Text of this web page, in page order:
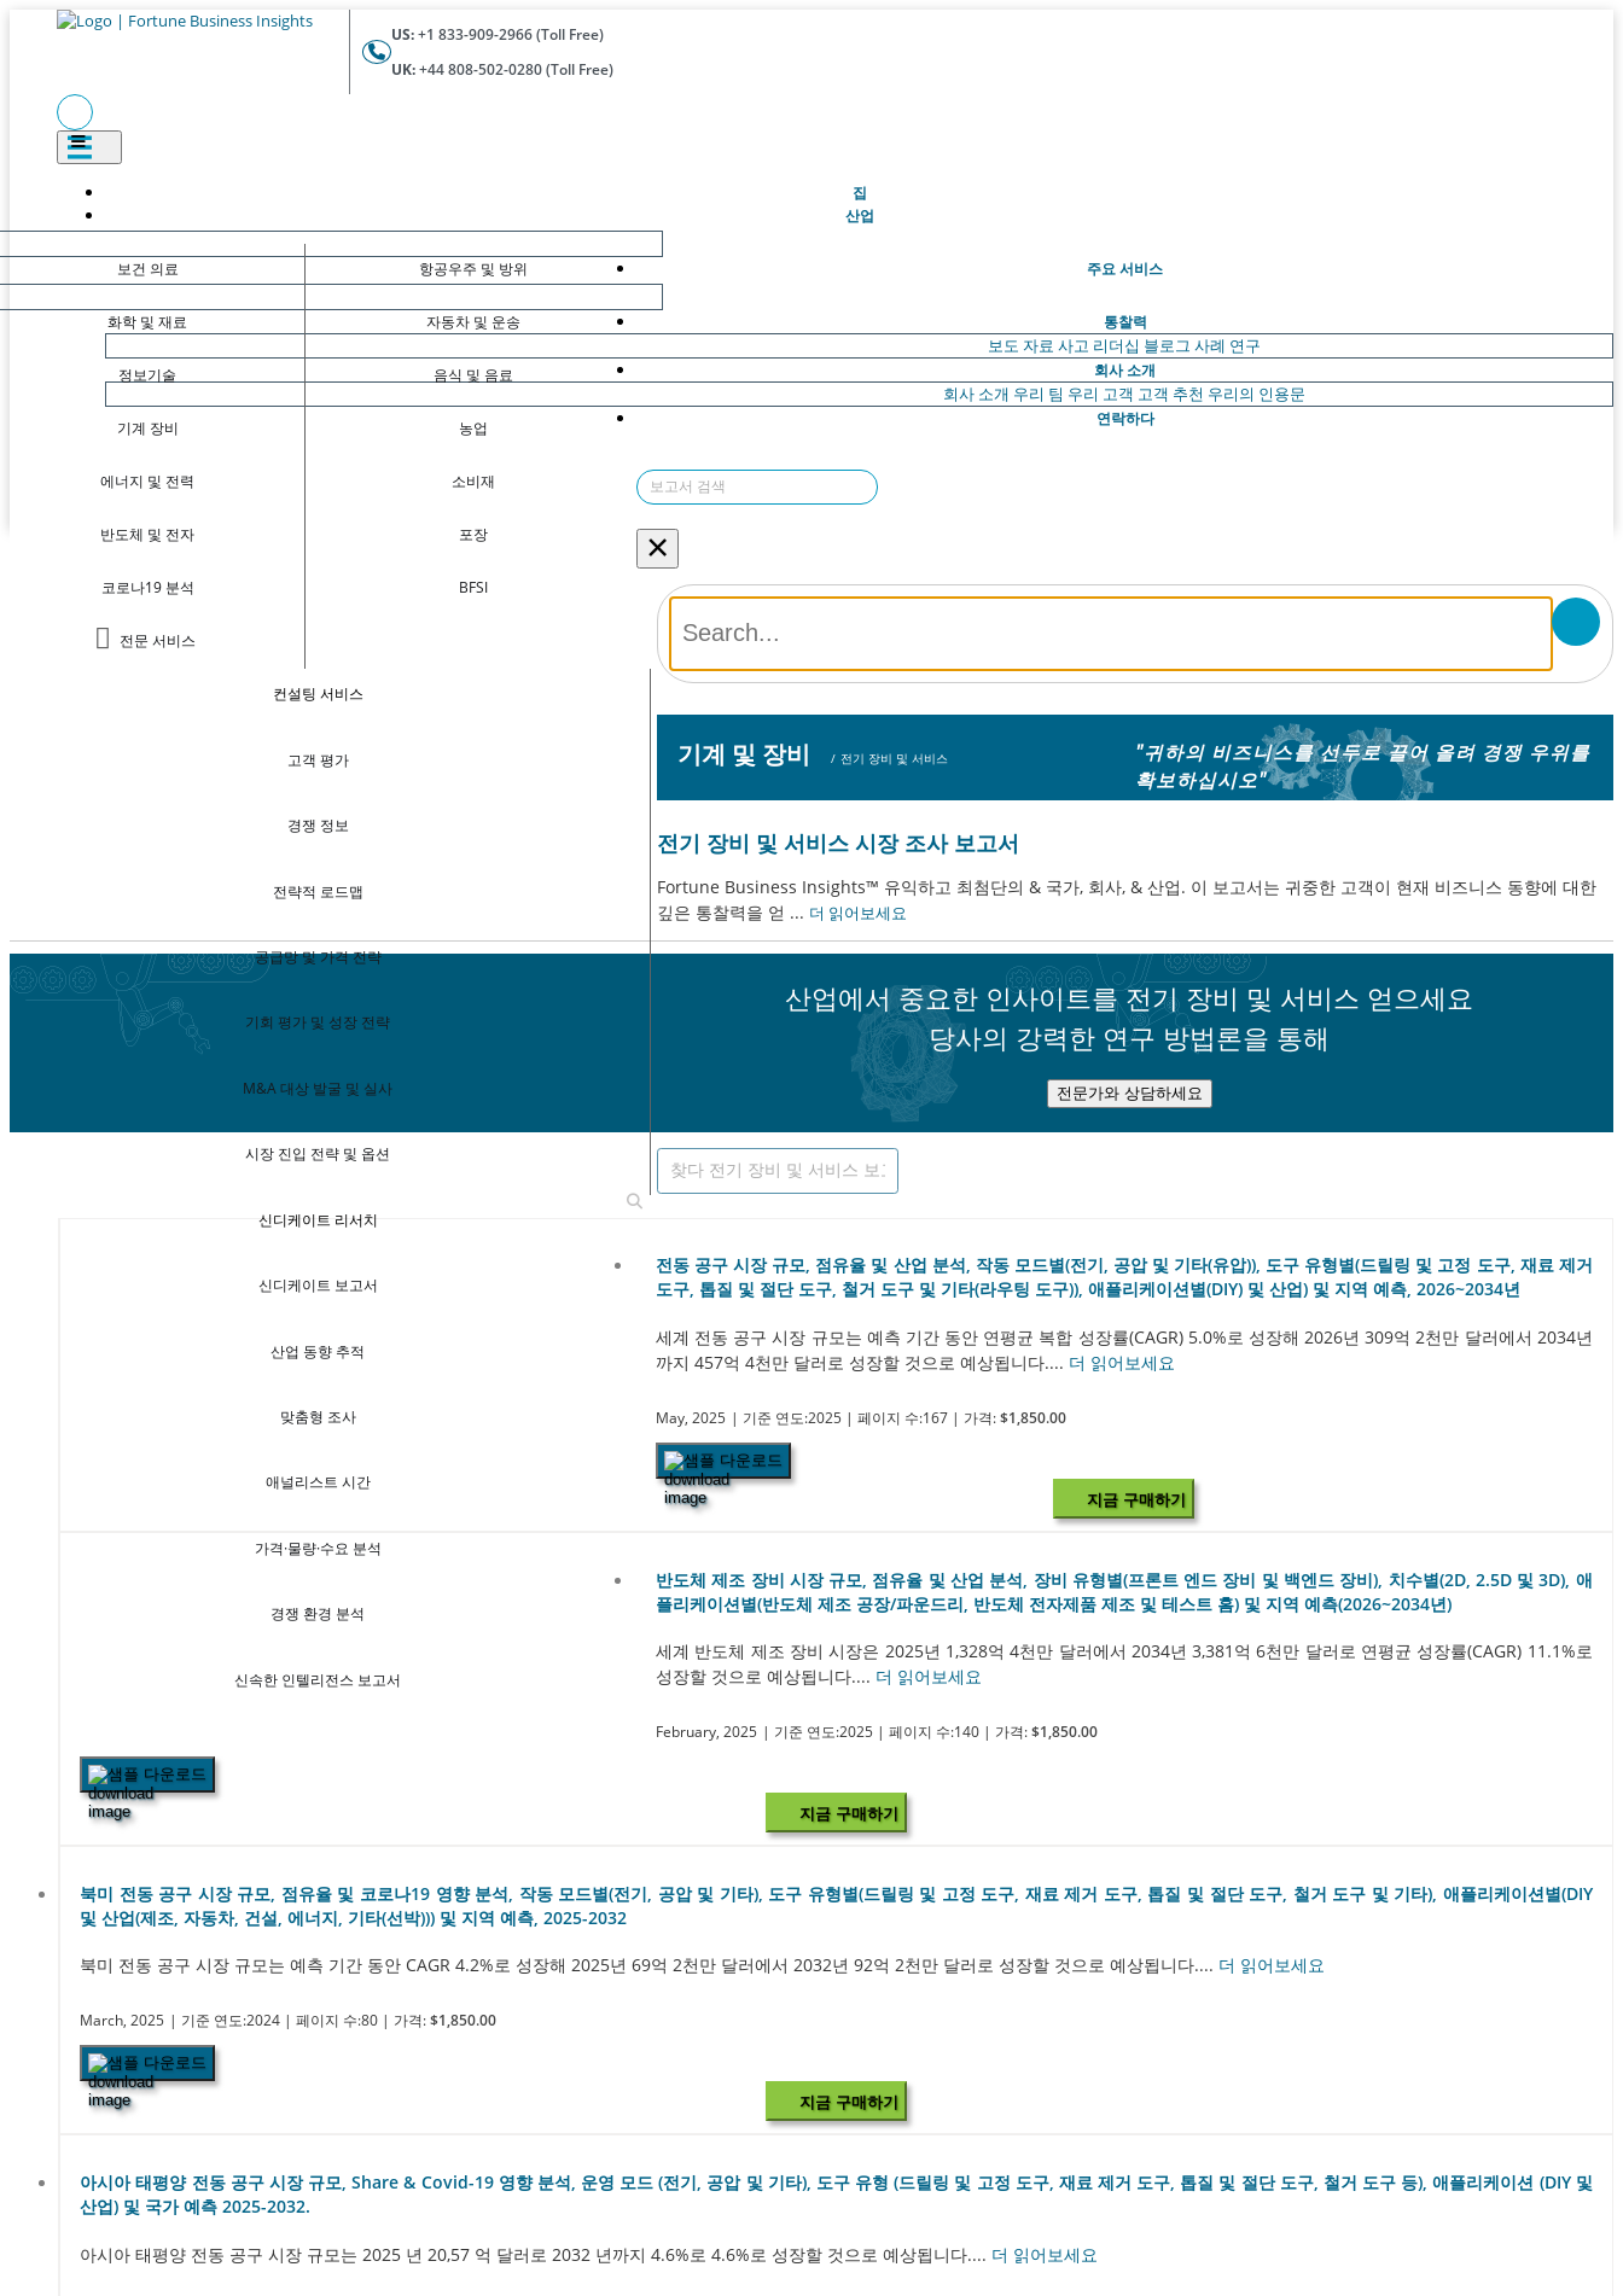
US:+1 833-909-2966 (Toll Free)
UK:+44 808-502-0280 (Toll Free)
집(현재의)
산업
보건 의료
화학 및 재료
정보기술
기계 장비
에너지 및 전력
반도체 및 전자
코로나19 분석
전문 서비스
항공우주 및 방위
자동차 및 운송
음식 및 음료
농업
소비재
포장
BFSI
주요 서비스
컨설팅 서비스
고객 평가
경쟁 정보
전략적 로드맵
공급망 및 가격 전략
기회 평가 및 성장 전략
M&A 대상 발굴 및 실사
시장 진입 전략 및 옵션
신디케이트 리서치
신디케이트 보고서
산업 동향 추적
맞춤형 조사
애널리스트 시간
가격·물량·수요 분석
경쟁 환경 분석
신속한 인텔리전스 보고서
통찰력
보도 자료 사고 리더십 블로그 사례 연구
회사 소개
회사 소개 우리 팀 우리 고객 고객 추천 우리의 인용문
연락하다
×
기계 및 장비 / 전기 장비 및 서비스
"귀하의 비즈니스를 선두로 끌어 올려 경쟁 우위를
확보하십시오"
전기 장비 및 서비스 시장 조사 보고서
Fortune Business Insights™ 유익하고 최첨단의 & 국가, 회사, & 산업. 이 보고서는 귀중한 고객이 현재 비즈니스 동향에 대한
깊은 통찰력을 얻 ... 더 읽어보세요
산업에서 중요한 인사이트를 전기 장비 및 서비스 얻으세요
당사의 강력한 연구 방법론을 통해
전문가와 상담하세요
전동 공구 시장 규모, 점유율 및 산업 분석, 작동 모드별(전기, 공압 및 기타(유압)), 도구 유형별(드릴링 및 고정 도구, 재료 제거
도구, 톱질 및 절단 도구, 철거 도구 및 기타(라우팅 도구)), 애플리케이션별(DIY) 및 산업) 및 지역 예측, 2026~2034년
세계 전동 공구 시장 규모는 예측 기간 동안 연평균 복합 성장률(CAGR) 5.0%로 성장해 2026년 309억 2천만 달러에서 2034년
까지 457억 4천만 달러로 성장할 것으로 예상됩니다.... 더 읽어보세요
May, 2025 | 기준 연도:2025 | 페이지 수:167 | 가격: $1,850.00
샘플 다운로드
지금 구매하기
반도체 제조 장비 시장 규모, 점유율 및 산업 분석, 장비 유형별(프론트 엔드 장비 및 백엔드 장비), 치수별(2D, 2.5D 및 3D), 애
플리케이션별(반도체 제조 공장/파운드리, 반도체 전자제품 제조 및 테스트 홈) 및 지역 예측(2026~2034년)
세계 반도체 제조 장비 시장은 2025년 1,328억 4천만 달러에서 2034년 3,381억 6천만 달러로 연평균 성장률(CAGR) 11.1%로
성장할 것으로 예상됩니다.... 더 읽어보세요
February, 2025 | 기준 연도:2025 | 페이지 수:140 | 가격: $1,850.00
샘플 다운로드
지금 구매하기
북미 전동 공구 시장 규모, 점유율 및 코로나19 영향 분석, 작동 모드별(전기, 공압 및 기타), 도구 유형별(드릴링 및 고정 도구, 재료 제거 도구, 톱질 및 절단 도구, 철거 도구 및 기타), 애플리케이션별(DIY
및 산업(제조, 자동차, 건설, 에너지, 기타(선박))) 및 지역 예측, 2025-2032
북미 전동 공구 시장 규모는 예측 기간 동안 CAGR 4.2%로 성장해 2025년 69억 2천만 달러에서 2032년 92억 2천만 달러로 성장할 것으로 예상됩니다.... 더 읽어보세요
March, 2025 | 기준 연도:2024 | 페이지 수:80 | 가격:$1,850.00
샘플 다운로드
지금 구매하기
아시아 태평양 전동 공구 시장 규모, Share & Covid-19 영향 분석, 운영 모드 (전기, 공압 및 기타), 도구 유형 (드릴링 및 고정 도구, 재료 제거 도구, 톱질 및 절단 도구, 철거 도구 등), 애플리케이션 (DIY 및
산업) 및 국가 예측 2025-2032.
아시아 태평양 전동 공구 시장 규모는 2025 년 20,57 억 달러로 2032 년까지 4.6%로 4.6%로 성장할 것으로 예상됩니다.... 더 읽어보세요